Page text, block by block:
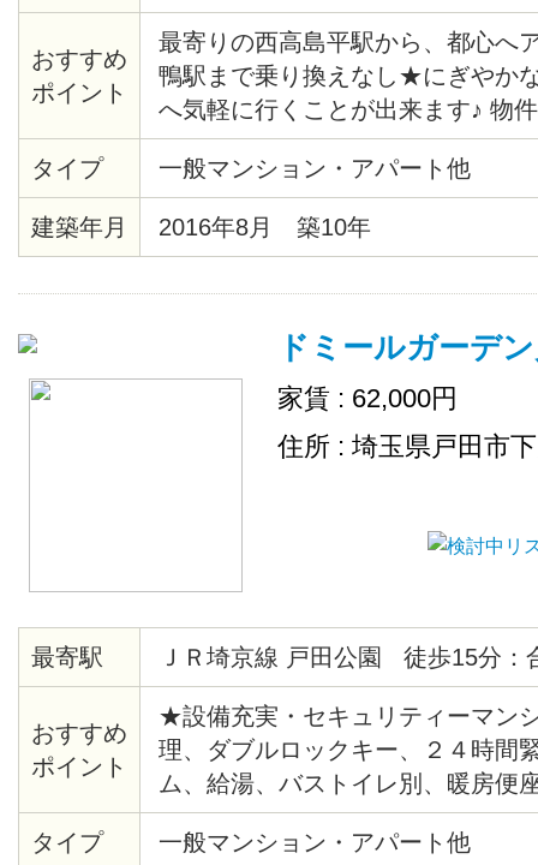
おすすめ
ポイント
最寄りの西高島平駅から、都心へ
鴨駅まで乗り換えなし★にぎやか
へ気軽に行くことが出来ます♪ 物
で、静かで住みやすく、女性1人
こちらの物件は、各居室がシンプ
壁紙になっています☆ トイレット
剤などの消耗品はスタッフが補充
タイプ 一般マンション・アパート他
建築年月 2016年8月 築10年
ドミールガーデ
家賃 : 62,000円
住所 : 埼玉県戸田市
最寄駅 ＪＲ埼京線 戸田公園 徒歩15分：
おすすめ
ポイント
★設備充実・セキュリティーマ
理、ダブルロックキー、２４時間
ム、給湯、バストイレ別、暖房便
クッションフロア、各居室照明、
ル、クローゼット、シューズボッ
タイプ 一般マンション・アパート他